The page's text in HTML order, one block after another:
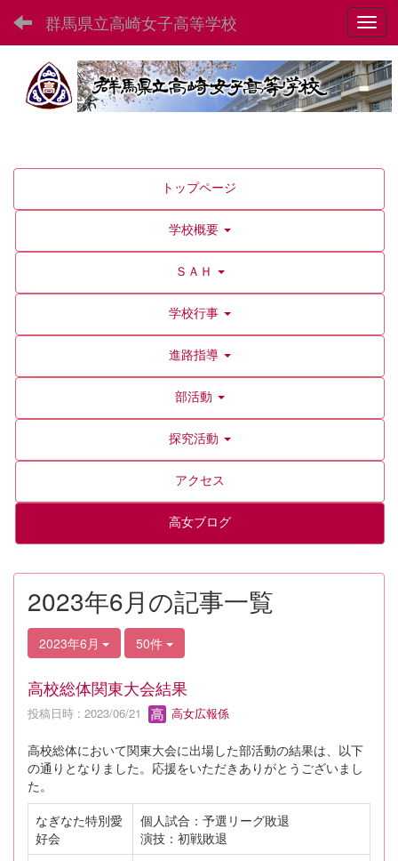
群馬県立高崎女子高等学校
トップページ
学校概要
ＳＡＨ
学校行事
進路指導
部活動
探究活動
アクセス
高女ブログ
2023年6月の記事一覧
2023年6月 50件
高校総体関東大会結果
投稿日時 : 2023/06/21 高女広報係
高校総体において関東大会に出場した部活動の結果は、以下
の通りとなりました。応援をいただきありがとうございまし
た。
なぎなた特別愛
好会
個人試合：予選リーグ敗退
演技：初戦敗退